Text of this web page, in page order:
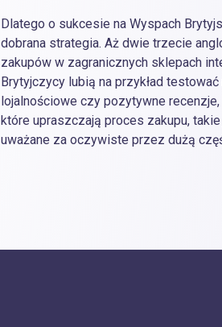
Dlatego o sukcesie na Wyspach
dobrana strategia. Aż dwie trzecie
zakupów w zagranicznych sklepach
Brytyjczycy lubią na przykład
lojalnościowe czy pozytywne
które upraszczają proces zakupu,
uważane za oczywiste przez dużą